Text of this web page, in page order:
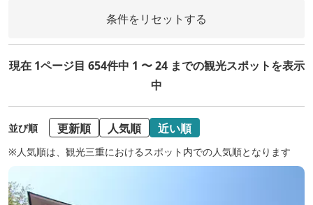
条件をリセットする
現在 1ページ目 654件中 1 〜 24 までの観光スポットを表示
中
並び順 更新順 人気順 近い順
※人気順は、観光三重におけるスポット内での人気順となります